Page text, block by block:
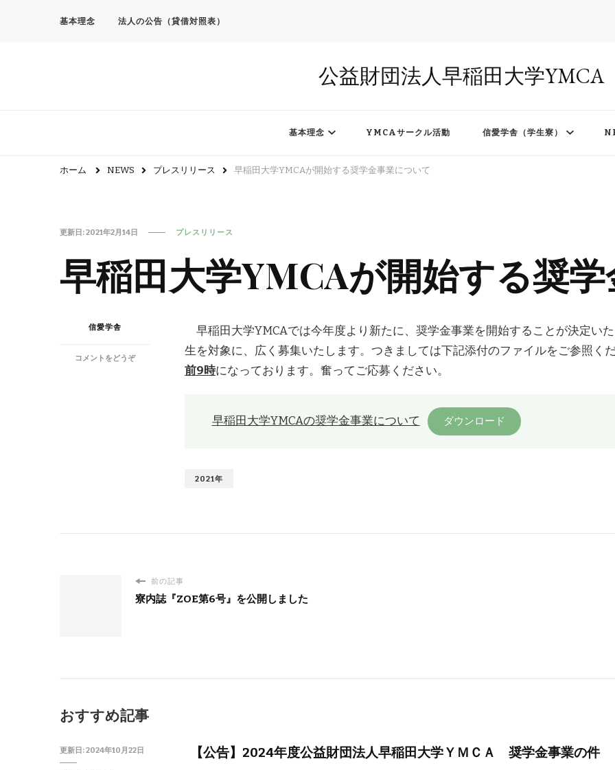
基本理念 法人の公告（貸借対照表）
公益財団法人早稲田大学YMCA
基本理念 YMCAサークル活動 信愛学舎（学生寮）
ホーム NEWS プレスリリース 早稲田大学YMCAが開始する奨学金事業について
更新日:2021年2月14日 プレスリリース
早稲田大学YMCAが開始する奨
信愛学舎
コメントをどうぞ(早
つ
い
て)
早稲田大学YMCAでは今年度より新たに、奨学金事業を開始することが決定い
生を対象に、広く募集いたします。つきましては下記添付のファイルをご参照く
前9時になっております。奮ってご応募ください。
早稲田大学YMCAの奨学金事業について ダウンロード
2021年
前の記事
寮内誌『ZOE第6号』を公開しました
おすすめ記事
更新日:2024年10月22日 【公告】2024年度公益財団法人早稲田大学ＹＭＣＡ 奨学金事業の件